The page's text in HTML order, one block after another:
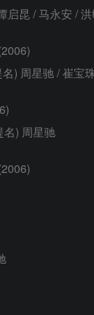
昆 / 马永安 / 洪
周星驰 / 崔宝
) 周星驰